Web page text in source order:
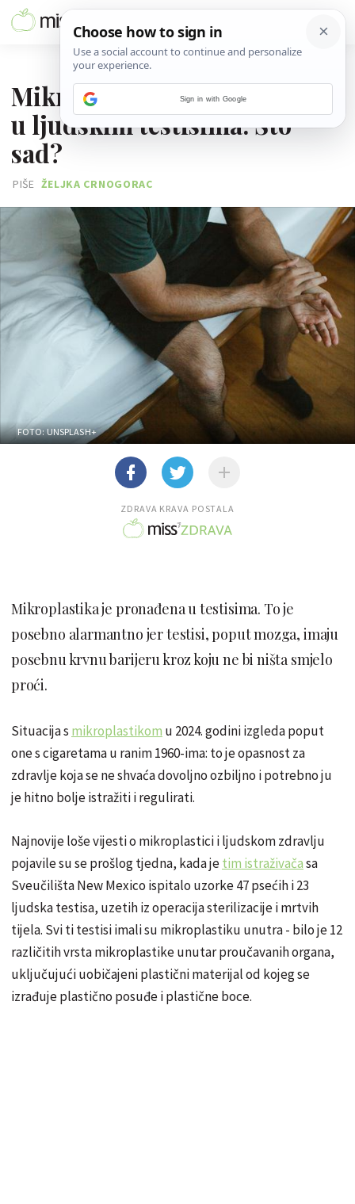
Mikroplastika je pronađena
u ljudskim testisima. Što
sad?
PIŠE ŽELJKA CRNOGORAC
FOTO: UNSPLASH+
ZDRAVA KRAVA POSTALA
Mikroplastika je pronađena u testisima. To je
posebno alarmantno jer testisi, poput mozga, imaju
posebnu krvnu barijeru kroz koju ne bi ništa smjelo
proći.
Situacija s mikroplastikom u 2024. godini izgleda poput
one s cigaretama u ranim 1960-ima: to je opasnost za
zdravlje koja se ne shvaća dovoljno ozbiljno i potrebno ju
je hitno bolje istražiti i regulirati.
Najnovije loše vijesti o mikroplastici i ljudskom zdravlju
pojavile su se prošlog tjedna, kada jetim istraživačasa
Sveučilišta New Mexico ispitalo uzorke 47 psećih i 23
ljudska testisa, uzetih iz operacija sterilizacije i mrtvih
tijela. Svi ti testisi imali su mikroplastiku unutra - bilo je 12
različitih vrsta mikroplastike unutar proučavanih organa,
uključujući uobičajeni plastični materijal od kojeg se
izrađuje plastično posuđe i plastične boce.
Sign in with Google